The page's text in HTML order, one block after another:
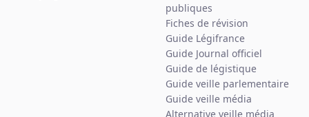
publiques
Fiches de révision
Guide Légifrance
Guide Journal officiel
Guide de légistique
Guide veille parlementaire
Guide veille média
Alternative veille média